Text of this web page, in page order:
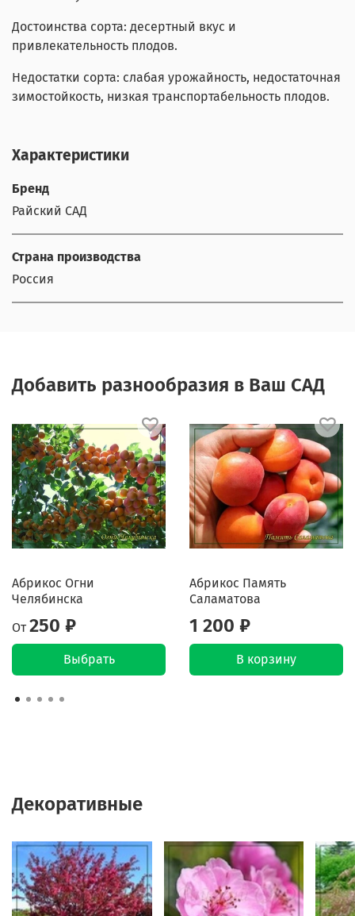
Достоинства сорта: десертный вкус и
привлекательность плодов.
Недостатки сорта: слабая урожайность, недостаточная
зимостойкость, низкая транспортабельность плодов.
Характеристики
Бренд
Райский САД
Страна производства
Россия
Добавить разнообразия в Ваш САД
Абрикос Огни
Челябинска
От 250 ₽
Выбрать
Абрикос Память
Саламатова
1 200 ₽
В корзину
Декоративные